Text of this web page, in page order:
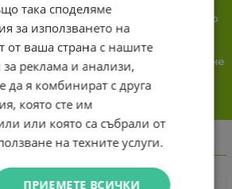
методи
с
Ние сме малък екип и точно
затова поемаме лична
отговорност за всяка
поръчка. Ако има проблем – не
го прехвърляме, а го
решаваме.
така споделяме
за използването на
от ваша страна с нашите
реклама и анализи,
да я комбинират с друга
която сте им
или която са събрали от
на техните услуги.
ПРИЕМЕТЕ ВСИЧКИ